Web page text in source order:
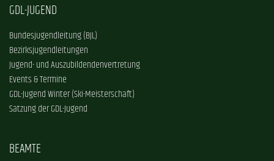
GDL-JUGEND
Bundesjugendleitung (BJL)
Bezirksjugendleitungen
Jugend- und Auszubildendenvertretung
Events & Termine
GDL-Jugend Winter (Ski-Meisterschaft)
Satzung der GDL-Jugend
BEAMTE